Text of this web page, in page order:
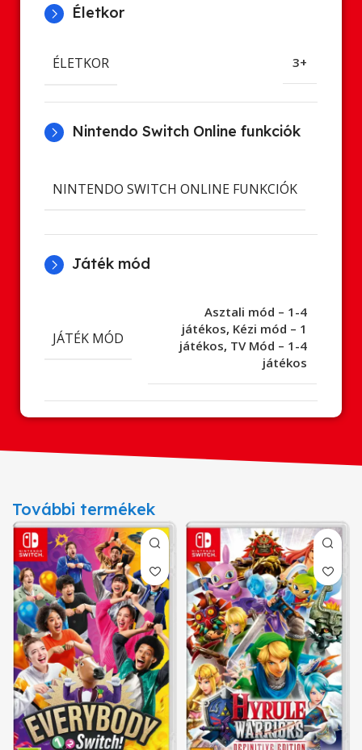
Életkor
ÉLETKOR 3+
Nintendo Switch Online funkciók
NINTENDO SWITCH ONLINE FUNKCIÓK
Játék mód
JÁTÉK MÓD
Asztali mód – 1-4
játékos, Kézi mód – 1
játékos, TV Mód – 1-4
játékos
További termékek